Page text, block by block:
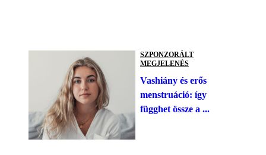
SZPONZORÁLT
MEGJELENÉS
Vashiány és erős
menstruáció: így
függhet össze a ...